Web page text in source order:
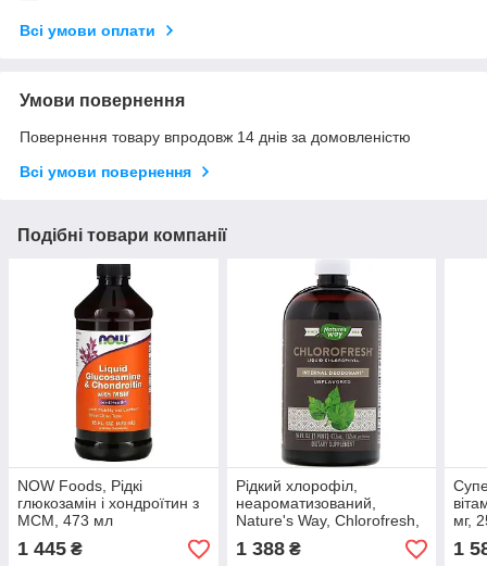
Всі умови оплати
Умови повернення
Повернення товару впродовж 14 днів за домовленістю
Всі умови повернення
Подібні товари компанії
NOW Foods, Рідкі
глюкозамін і хондроїтин з
МСМ, 473 мл
1 445 ₴
Рідкий хлорофіл,
неароматизований,
Nature's Way, Chlorofresh,
473.2 мл. Зроблено в
США.
1 388₴
мг,
1